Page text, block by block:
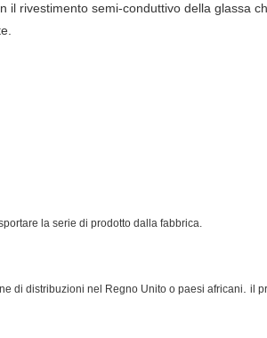
rivestimento semi-conduttivo della glassa
la serie di prodotto dalla fabbrica.
di distribuzioni nel Regno Unito o paesi africani
il